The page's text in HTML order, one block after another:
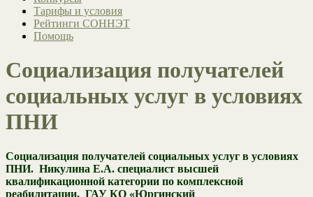
Тарифы и условия
Рейтинги СОННЭТ
Помощь
Социализация получателей
социальных услуг в условиях
ПНИ
Социализация получателей социальных услуг в условиях
ПНИ. Никулина Е.А. специалист высшей
квалификационной категории по комплексной
реабилитации, ГАУ КО «Юргинский